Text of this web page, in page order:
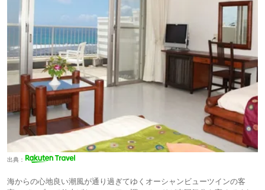
出典：
海からの心地良い潮風が通り過ぎてゆくオーシャンビューツインの客